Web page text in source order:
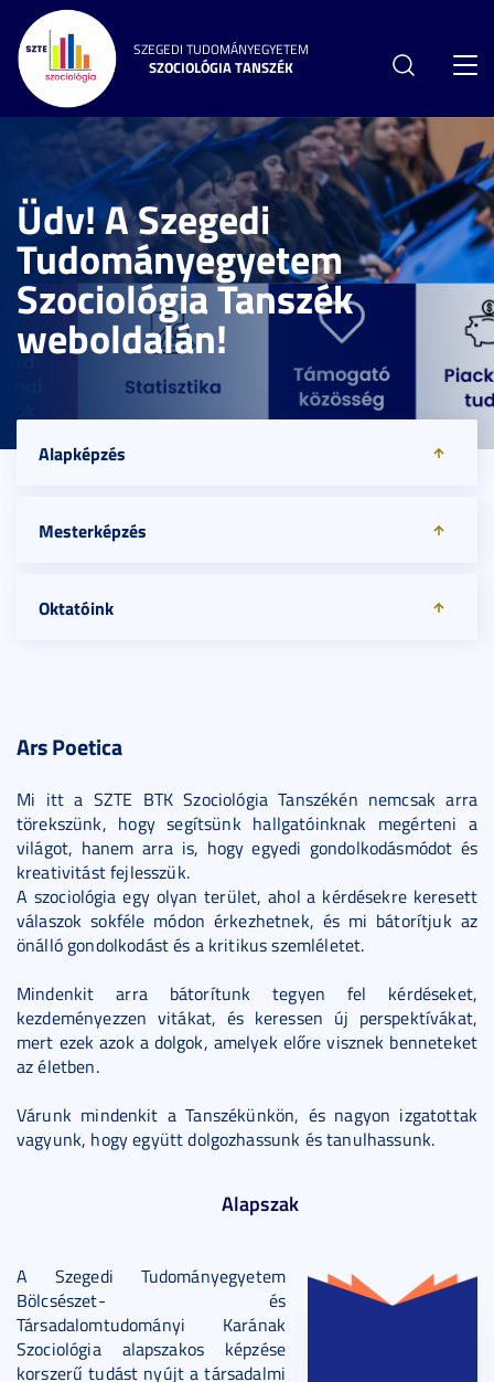
SZEGEDI TUDOMÁNYEGYETEM
SZOCIOLÓGIA TANSZÉK
Üdv! A Szegedi
Tudományegyetem
Szociológia Tanszék
weboldalán!
Alapképzés
Mesterképzés
Oktatóink
Ars Poetica
Mi itt a SZTE BTK Szociológia Tanszékén nemcsak arra
törekszünk, hogy segítsünk hallgatóinknak megérteni a
világot, hanem arra is, hogy egyedi gondolkodásmódot és
kreativitást fejlesszük.
A szociológia egy olyan terület, ahol a kérdésekre keresett
válaszok sokféle módon érkezhetnek, és mi bátorítjuk az
önálló gondolkodást és a kritikus szemléletet.
Mindenkit arra bátorítunk tegyen fel kérdéseket,
kezdeményezzen vitákat, és keressen új perspektívákat,
mert ezek azok a dolgok, amelyek előre visznek benneteket
az életben.​​
Várunk mindenkit a Tanszékünkön, és nagyon izgatottak
vagyunk, hogy együtt dolgozhassunk és tanulhassunk.
Alapszak
A Szegedi Tudományegyetem
Bölcsészet- és
Társadalomtudományi Karának
Szociológia alapszakos képzése
korszerű tudást nyújt a társadalmi